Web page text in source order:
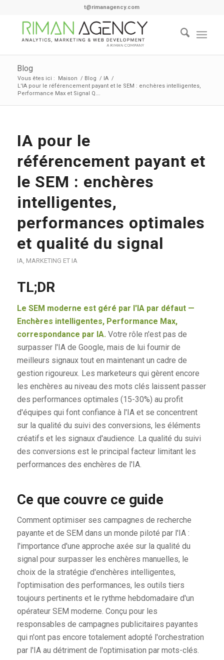
t@rimanagency.com
Blog
Vous êtes ici : Maison / Blog / IA /
L'IA pour le référencement payant et le SEM : enchères intelligentes,
Performance Max et Signal Q….
IA pour le
référencement payant et
le SEM : enchères
intelligentes,
performances optimales
et qualité du signal
IA, MARKETING ET IA
TL;DR
Le SEM moderne est géré par l'IA par défaut —
Enchères intelligentes, Performance Max,
correspondance par IA. Votre rôle n'est pas de
surpasser l'IA de Google, mais de lui fournir de
meilleurs signaux tout en maintenant un cadre de
gestion rigoureux. Les marketeurs qui gèrent encore
les enchères au niveau des mots clés laissent passer
des performances optimales (15-30%) au profit
d'équipes qui font confiance à l'IA et se concentrent
sur la qualité du suivi des conversions, les éléments
créatifs et les signaux d'audience. La qualité du suivi
des conversions est le principal facteur limitant les
performances des enchères de l'IA.
Ce que couvre ce guide
Comment optimiser ses campagnes de recherche
payante et de SEM dans un monde piloté par l'IA :
l'importance d'une approche axée sur la qualité du
signal pour surpasser les enchères manuelles, le
choix de la stratégie d'enchères intelligentes,
l'optimisation des performances, les outils tiers
toujours pertinents et le rythme hebdomadaire d'un
opérateur SEM moderne. Conçu pour les
responsables de campagnes publicitaires payantes
qui n'ont pas encore totalement adopté l'orchestration
par l'IA au détriment de l'optimisation par mots-clés.